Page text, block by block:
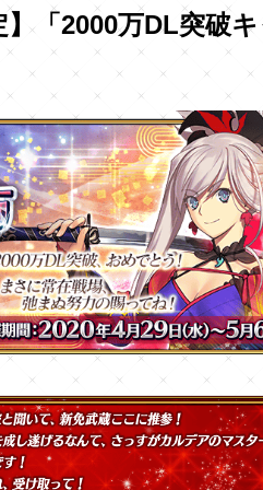
】「2000万DL突破